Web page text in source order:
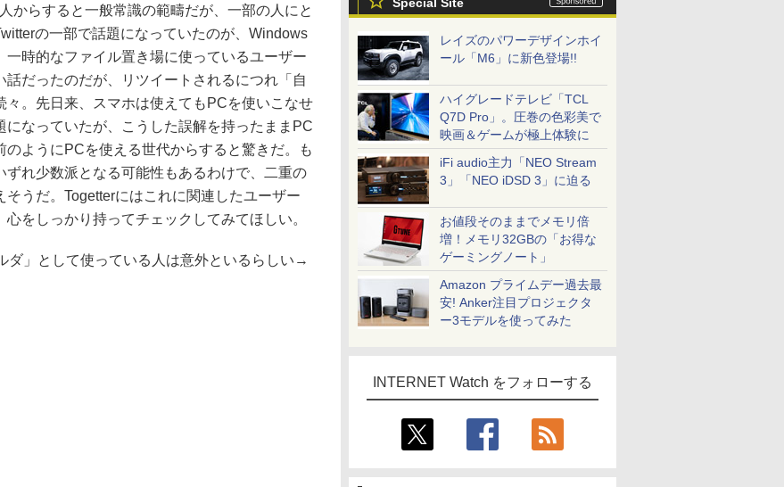
レイズのパワーデザインホイ
ール「M6」に新色登場!!
ハイグレードテレビ「TCL
Q7D Pro」。圧巻の色彩美で
映画＆ゲームが極上体験に
iFi audio主力「NEO Stream
3」「NEO iDSD 3」に迫る
お値段そのままでメモリ倍
増！メモリ32GBの「お得な
ゲーミングノート」
Amazon プライムデー過去最
安! Anker注目プロジェクタ
ー3モデルを使ってみた
INTERNET Watch をフォローする
からすると一般常識の範疇だが、一部の人にと
の一部で話題になっていたのが、Windows
時的なファイル置き場に使っているユーザー
だったのだが、リツイートされるにつれ「自
。先日来、スマホは使えてもPCを使いこなせ
なっていたが、こうした誤解を持ったままPC
ようにPCを使える世代からすると驚きだ。も
ずれ少数派となる可能性もあるわけで、二重の
うだ。Togetterにはこれに関連したユーザー
をしっかり持ってチェックしてみてほしい。
」として使っている人は意外といるらしい→